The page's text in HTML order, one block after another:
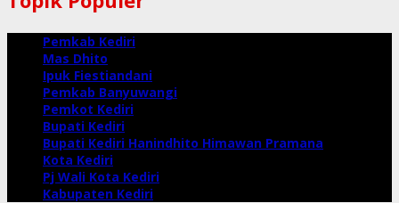
Pemkab Kediri
Mas Dhito
Ipuk Fiestiandani
Pemkab Banyuwangi
Pemkot Kediri
Bupati Kediri
Bupati Kediri Hanindhito Himawan Pramana
Kota Kediri
Pj Wali Kota Kediri
Kabupaten Kediri